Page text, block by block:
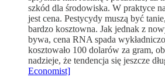
szkód dla środowiska. W praktyce
jest cena. Pestycydy muszą być
bardzo kosztowna. Jak jednak z
bywa, cena RNA spada
kosztowało 100 dolarów za gram,
nadzieje, że tendencja się jeszcze
Economist]